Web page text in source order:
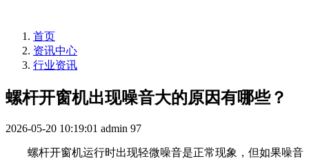
首页
资讯中心
行业资讯
螺杆开窗机出现噪音大的原因有哪些？
2026-05-20 10:19:01 admin 97
螺杆开窗机运行时出现轻微噪音是正常现象，但如果噪音